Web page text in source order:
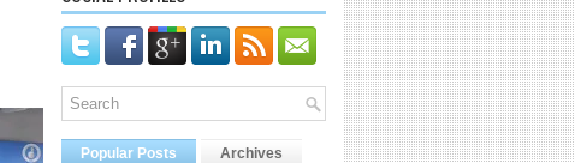
Popular Posts Archives